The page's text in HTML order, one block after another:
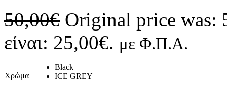
50,00€ Original price was:
είναι: 25,00€. με Φ.Π.Α.
Χρώμα
Black
ICE GREY